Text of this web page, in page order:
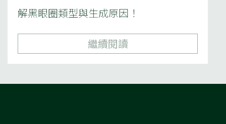
解黑眼圈類型與生成原因！
繼續閱讀